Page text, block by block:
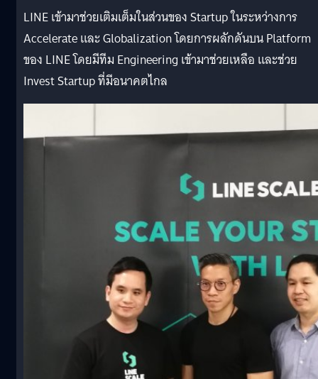
LINE เข้ามาช่วยเติมเต็มในส่วนของ Startup ในระหว่างการ
Accelerate และ Globalization โดยการผลักดันบน Platform
ของ LINE โดยมีทีม Engineering เข้ามาช่วยเหลือ และช่วย
Invest Startup ที่มีอนาคตไกล